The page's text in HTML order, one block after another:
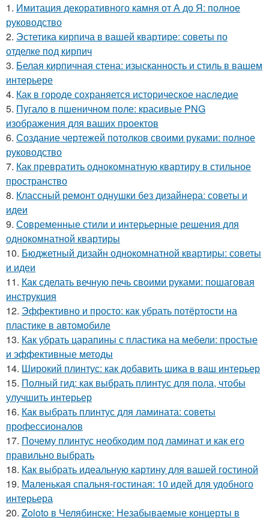
1. Имитация декоративного камня от А до Я: полное
руководство
2. Эстетика кирпича в вашей квартире: советы по
отделке под кирпич
3. Белая кирпичная стена: изысканность и стиль в вашем
интерьере
4. Как в городе сохраняется историческое наследие
5. Пугало в пшеничном поле: красивые PNG
изображения для ваших проектов
6. Создание чертежей потолков своими руками: полное
руководство
7. Как превратить однокомнатную квартиру в стильное
пространство
8. Классный ремонт однушки без дизайнера: советы и
идеи
9. Современные стили и интерьерные решения для
однокомнатной квартиры
10. Бюджетный дизайн однокомнатной квартиры: советы
и идеи
11. Как сделать вечную печь своими руками: пошаговая
инструкция
12. Эффективно и просто: как убрать потёртости на
пластике в автомобиле
13. Как убрать царапины с пластика на мебели: простые
и эффективные методы
14. Широкий плинтус: как добавить шика в ваш интерьер
15. Полный гид: как выбрать плинтус для пола, чтобы
улучшить интерьер
16. Как выбрать плинтус для ламината: советы
профессионалов
17. Почему плинтус необходим под ламинат и как его
правильно выбрать
18. Как выбрать идеальную картину для вашей гостиной
19. Маленькая спальня-гостиная: 10 идей для удобного
интерьера
20. Zoloto в Челябинске: Незабываемые концерты в